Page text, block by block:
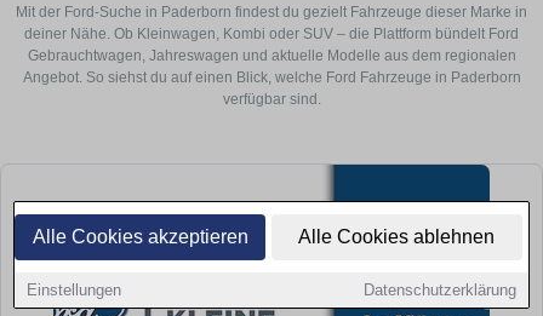
Alle Cookies akzeptieren Alle Cookies ablehnen
Einstellungen Datenschutzerklärung
Mit der Ford-Suche in Paderborn findest du gezielt Fahrzeuge dieser Marke in
deiner Nähe. Ob Kleinwagen, Kombi oder SUV – die Plattform bündelt Ford
Gebrauchtwagen, Jahreswagen und aktuelle Modelle aus dem regionalen
Angebot. So siehst du auf einen Blick, welche Ford Fahrzeuge in Paderborn
verfügbar sind.